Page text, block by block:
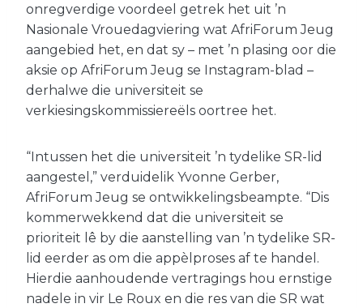
onregverdige voordeel getrek het uit ’n
Nasionale Vrouedagviering wat AfriForum Jeug
aangebied het, en dat sy – met ’n plasing oor die
aksie op AfriForum Jeug se Instagram-blad –
derhalwe die universiteit se
verkiesingskommissiereëls oortree het.
“Intussen het die universiteit ’n tydelike SR-lid
aangestel,” verduidelik Yvonne Gerber,
AfriForum Jeug se ontwikkelingsbeampte. “Dis
kommerwekkend dat die universiteit se
prioriteit lê by die aanstelling van ’n tydelike SR-
lid eerder as om die appèlproses af te handel.
Hierdie aanhoudende vertragings hou ernstige
nadele in vir Le Roux en die res van die SR wat